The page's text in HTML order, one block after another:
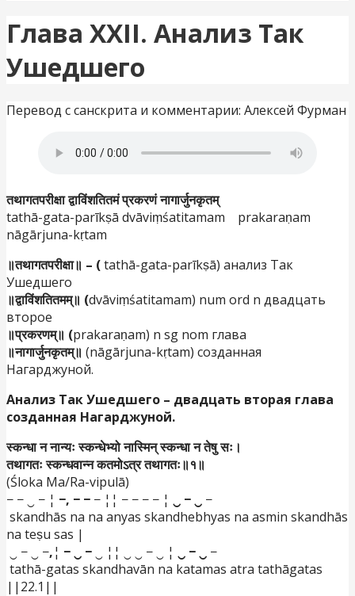
Глава XXII. Анализ Так
Ушедшего
Перевод с санскрита и комментарии: Алексей Фурман
तथागतपरीक्षा द्वाविंशतितमं प्रकरणं नागार्जुनकृतम्
tathā-gata-parīkṣā dvāviṃśatitamam prakaraṇam
nāgārjuna-kṛtam
॥तथागतपरीक्षा॥ – (tathā-gata-parīkṣā) анализ Так
Ушедшего
॥द्वाविंशतितमम्॥ (dvāviṃśatitamam) num ord n двадцать
второе
॥प्रकरणम्॥ (prakaraṇam) n sg nom глава
॥नागार्जुनकृतम्॥ (nāgārjuna-kṛtam) созданная
Нагарджуной.
Анализ Так Ушедшего – двадцать вторая глава
созданная Нагарджуной.
स्कन्धा न नान्यः स्कन्धेभ्यो नास्मिन् स्कन्धा न तेषु सः।
तथागतः स्कन्धवान्न कतमोऽत्र तथागतः॥१॥
(Śloka Ma/Ra-vipulā)
− − ‿ − ¦ −, − − − ¦¦ − − − − ¦ ‿ − ‿ −
skandhās na na anyas skandhebhyas na asmin skandhās
na teṣu sas |
‿ − ‿ −,¦ − ‿ − ‿ ¦¦ ‿ ‿ − ‿ ¦ ‿ − ‿ −
tathā-gatas skandhavān na katamas atra tathāgatas
||22.1||